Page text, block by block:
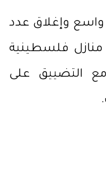
واسع وإغلاق عدد
منازل فلسطينية
التضييق على